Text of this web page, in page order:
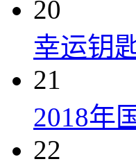
20
幸运钥
21
2018年
22